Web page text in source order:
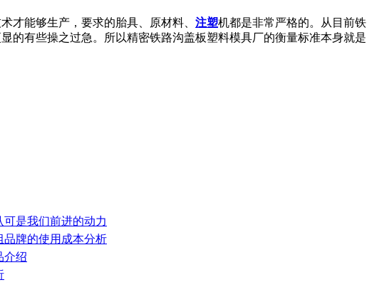
才能够生产，要求的胎具、原材料、 注塑机都是非常严格的。从目前铁
的有些操之过急。所以精密铁路沟盖板塑料模具厂的衡量标准本身就是
可是我们前进的动力
品牌的使用成本分析
介绍